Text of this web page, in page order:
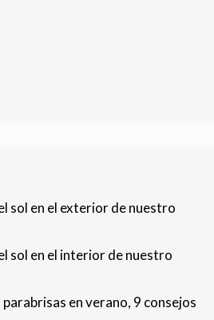
sol en el exterior de nuestro
sol en el interior de nuestro
en verano, 9 consejos